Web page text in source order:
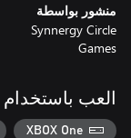
منشور بواسطة
Synnergy Circle
Games
العب باستخدام
XBOX One